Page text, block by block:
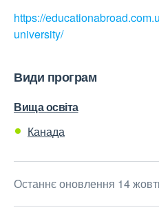
https://
university/
Види програм
Вища освіта
Канада
Останнє оновлення 14